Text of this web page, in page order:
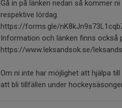
Gå in på länken nedan så kommer
respektive lördag.
https://forms.gle/
Information och länken finns också
https://www.leksandsok.se/
Om ni inte har möjlighet att hjälpa
att bli tillfällen under